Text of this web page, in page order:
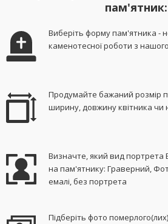
пам'ятник:
Виберіть форму пам'ятника -
каменотесної роботи з
Продумайте бажаний розмір
ширину, довжину квітника чи
Визначте, який вид портрета
на пам'ятнику: Граверний,
емалі, без портрета
Підберіть фото